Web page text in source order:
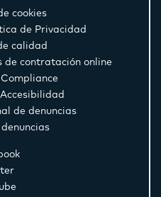
cookies
de Privacidad
calidad
de contratación online
de denuncias